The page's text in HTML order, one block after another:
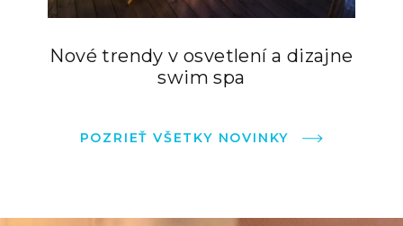
Nové trendy v osvetlení a dizajne
swim spa
POZRIEŤ VŠETKY NOVINKY